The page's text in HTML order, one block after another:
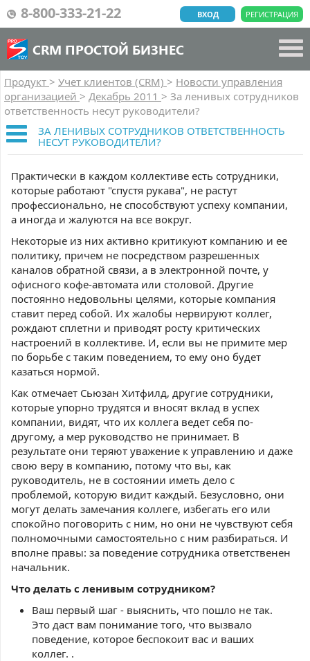
8-800-333-21-22 РЕГИСТРАЦИЯ
ВХОД
CRM ПРОСТОЙ БИЗНЕС
Продукт > Учет клиентов (CRM) > Новости управления
организацией > Декабрь 2011 > За ленивых сотрудников
ответственность несут руководители?
ЗА ЛЕНИВЫХ СОТРУДНИКОВ ОТВЕТСТВЕННОСТЬ
НЕСУТ РУКОВОДИТЕЛИ?
Практически в каждом коллективе есть сотрудники,
которые работают "спустя рукава", не растут
профессионально, не способствуют успеху компании,
а иногда и жалуются на все вокруг.
Некоторые из них активно критикуют компанию и ее
политику, причем не посредством разрешенных
каналов обратной связи, а в электронной почте, у
офисного кофе-автомата или столовой. Другие
постоянно недовольны целями, которые компания
ставит перед собой. Их жалобы нервируют коллег,
рождают сплетни и приводят росту критических
настроений в коллективе. И, если вы не примите мер
по борьбе с таким поведением, то ему оно будет
казаться нормой.
Как отмечает Сьюзан Хитфилд, другие сотрудники,
которые упорно трудятся и вносят вклад в успех
компании, видят, что их коллега ведет себя по-
другому, а мер руководство не принимает. В
результате они теряют уважение к управлению и даже
свою веру в компанию, потому что вы, как
руководитель, не в состоянии иметь дело с
проблемой, которую видит каждый. Безусловно, они
могут делать замечания коллеге, избегать его или
спокойно поговорить с ним, но они не чувствуют себя
полномочными самостоятельно с ним разбираться. И
вполне правы: за поведение сотрудника ответственен
начальник.
Что делать с ленивым сотрудником?
Ваш первый шаг - выяснить, что пошло не так.
Это даст вам понимание того, что вызвало
поведение, которое беспокоит вас и ваших
коллег. .